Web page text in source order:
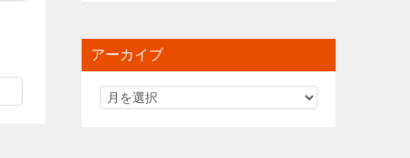
アーカイブ